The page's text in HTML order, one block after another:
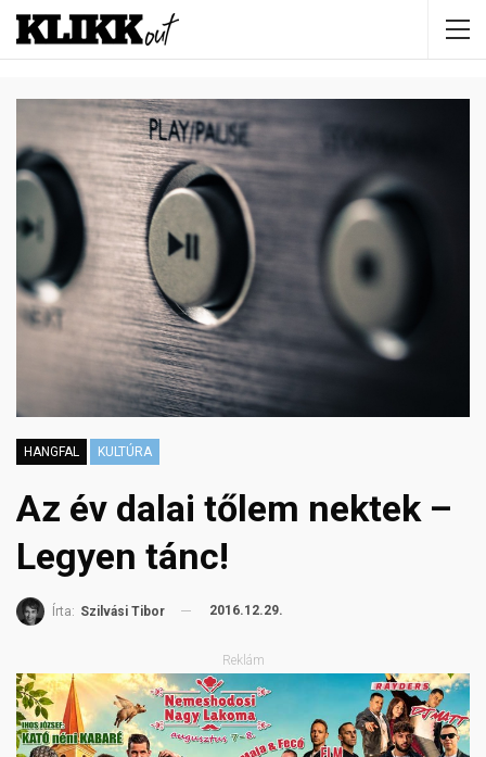
HANGFAL KULTÚRA
Az év dalai tőlem nektek –
Legyen tánc!
Írta: Szilvási Tibor 2016.12.29.
Reklám